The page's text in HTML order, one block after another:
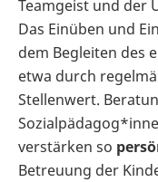
Teamgeist und der
Das Einüben und
dem Begleiten des
etwa durch
Stellenwert.
verstärken so
Betreuung der